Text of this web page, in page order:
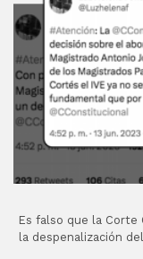
Es falso que la
la despenalización